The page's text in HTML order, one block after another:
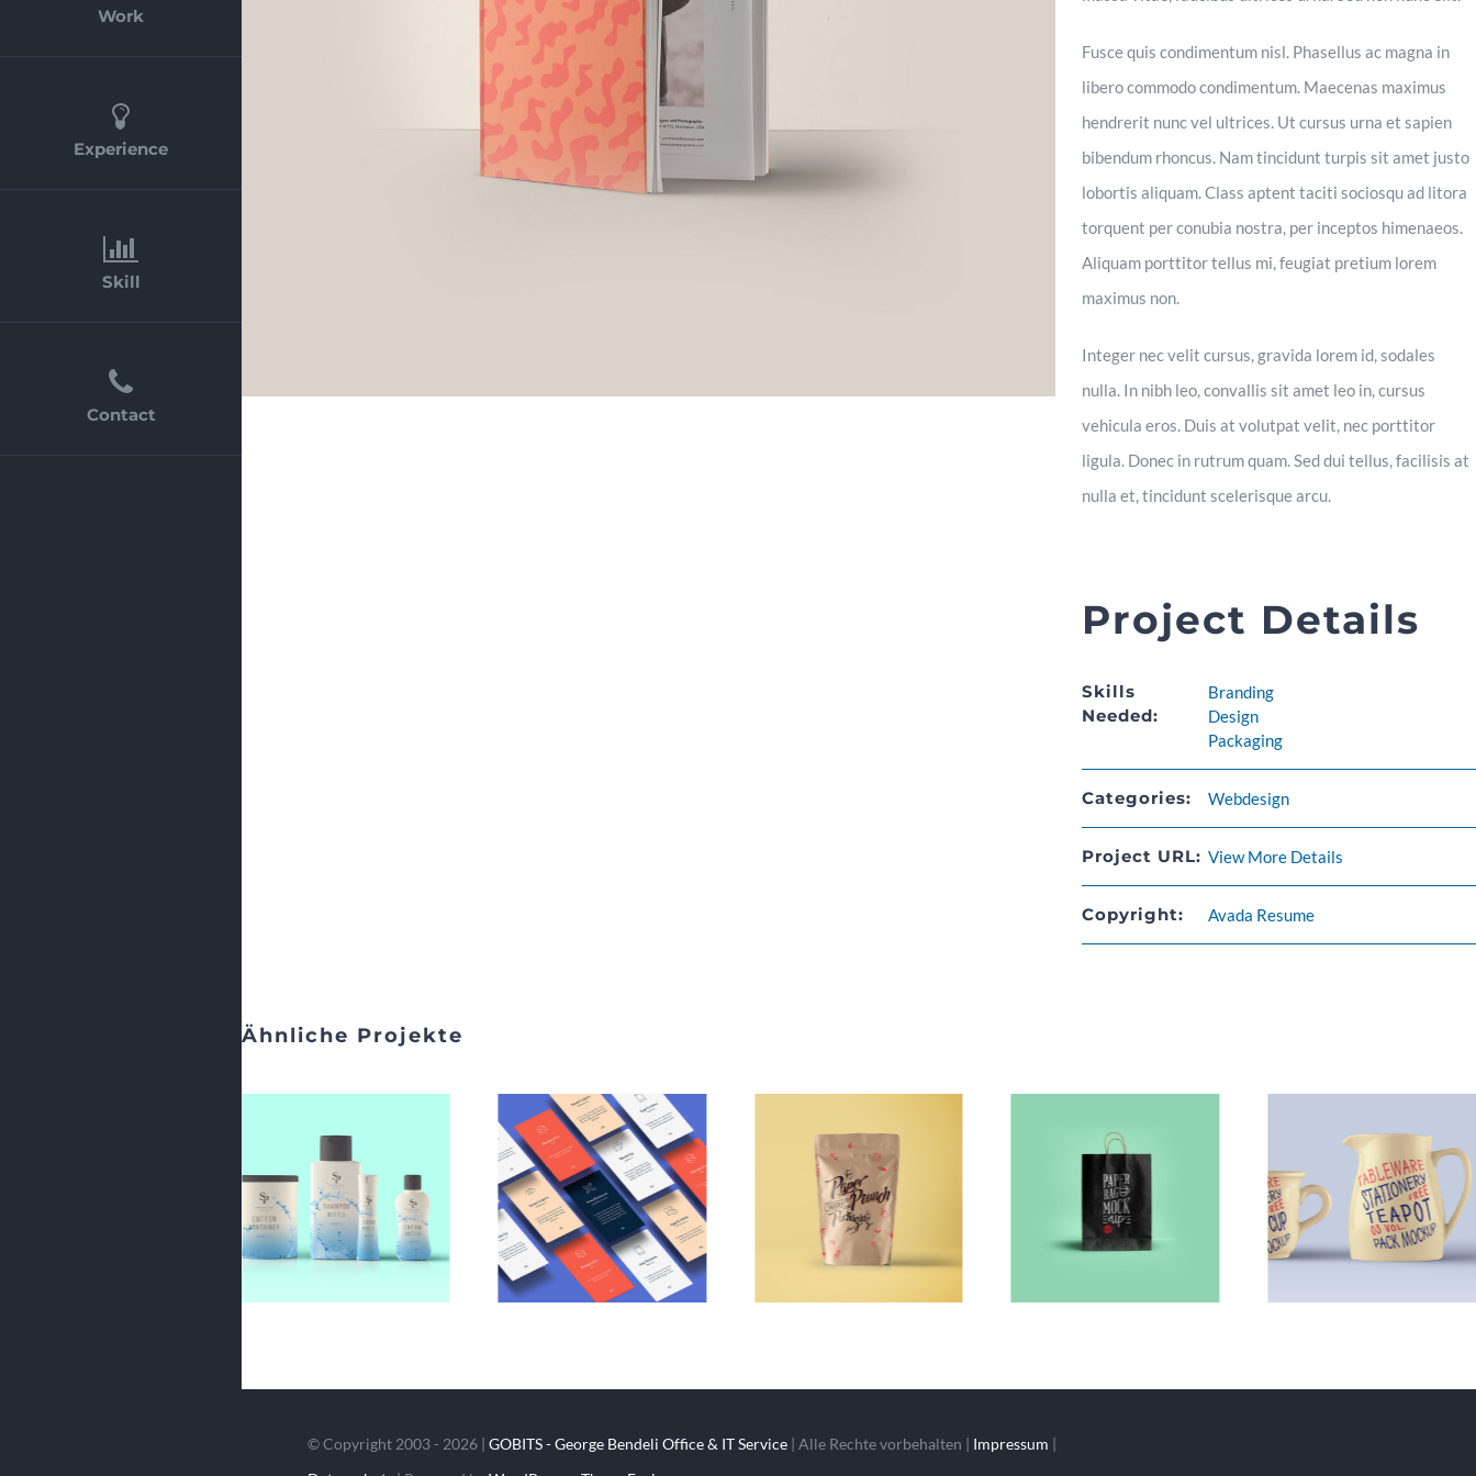
Work
Experience
Skill
Contact
Fusce quis condimentum nisl. Phasellus ac magna in
libero commodo condimentum. Maecenas maximus
hendrerit nunc vel ultrices. Ut cursus urna et sapien
bibendum rhoncus. Nam tincidunt turpis sit amet justo
lobortis aliquam. Class aptent taciti sociosqu ad litora
torquent per conubia nostra, per inceptos himenaeos.
Aliquam porttitor tellus mi, feugiat pretium lorem
maximus non.
Integer nec velit cursus, gravida lorem id, sodales
nulla. In nibh leo, convallis sit amet leo in, cursus
vehicula eros. Duis at volutpat velit, nec porttitor
ligula. Donec in rutrum quam. Sed dui tellus, facilisis at
nulla et, tincidunt scelerisque arcu.
Project Details
Skills
Needed:
Branding
Design
Packaging
Categories: Webdesign
Project URL: View More Details
Copyright: Avada Resume
Ähnliche Projekte
© Copyright 2003 - 2026 | GOBITS - George Bendeli Office & IT Service| Alle Rechte vorbehalten | Impressum |